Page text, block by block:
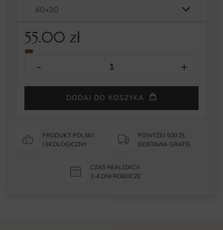
55.00 zł
DODAJ DO KOSZYKA
PRODUKT POLSKI
I EKOLOGICZNY
POWYŻEJ 500 ZŁ
DOSTAWA GRATIS
CZAS REALIZACJI
2-4 DNI ROBOCZE